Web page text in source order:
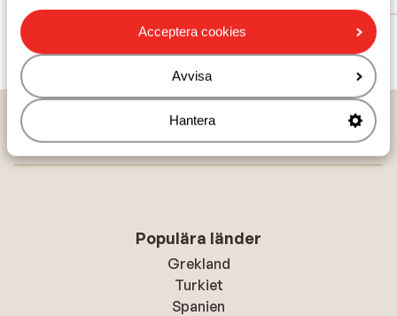
Acceptera cookies
Avvisa
Hantera
Visa alla 6 omdömen
Hem Portugal Madeira
PortoBay Santa Maria Hotel - endast vuxna
Populära länder
Grekland
Turkiet
Spanien